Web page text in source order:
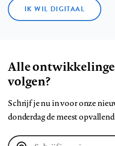
IK WIL DIGITAAL
Alle
volgen?
Schrijf je nu in voor onze
donderdag de meest